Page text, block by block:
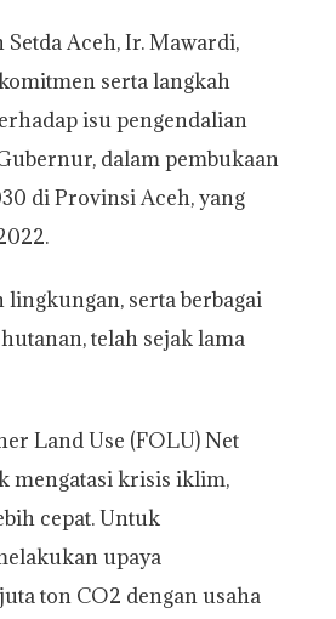
Aceh, Ir. Mawardi,
serta langkah
isu pengendalian
dalam pembukaan
di Provinsi Aceh, yang
lingkungan, serta berbagai
telah sejak lama
Land Use (FOLU) Net
mengatasi krisis iklim,
cepat. Untuk
upaya
ton CO2 dengan usaha